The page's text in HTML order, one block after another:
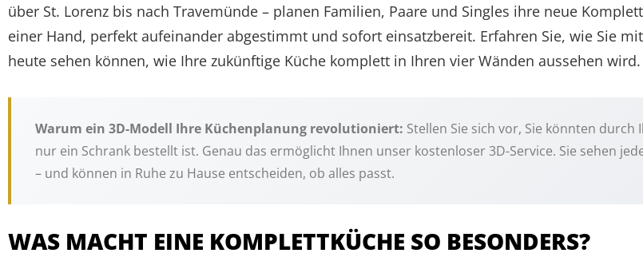
über St. Lorenz bis nach Travemünde – planen Familien, Paare und Singles ihre neue
einer Hand, perfekt aufeinander abgestimmt und sofort einsatzbereit. Erfahren Sie, wie Sie
heute sehen können, wie Ihre zukünftige Küche komplett in Ihren vier Wänden aussehen wird.
Warum ein 3D-Modell Ihre Küchenplanung revolutioniert: Stellen Sie sich vor, Sie könnten
nur ein Schrank bestellt ist. Genau das ermöglicht Ihnen unser kostenloser 3D-Service. Sie sehen
– und können in Ruhe zu Hause entscheiden, ob alles passt.
WAS MACHT EINE KOMPLETTKÜCHE SO BESONDERS?